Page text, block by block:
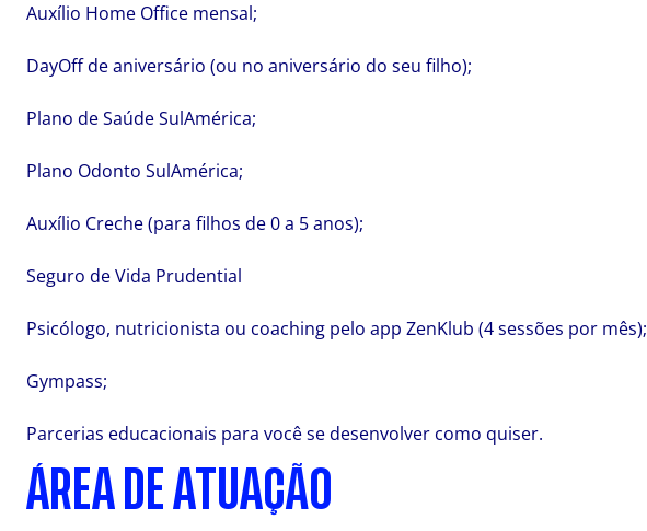
Auxílio Home Office mensal;
DayOff de aniversário (ou no aniversário do seu filho);
Plano de Saúde SulAmérica;
Plano Odonto SulAmérica;
Auxílio Creche (para filhos de 0 a 5 anos);
Seguro de Vida Prudential
Psicólogo, nutricionista ou coaching pelo app ZenKlub (4 sessões por mês);
Gympass;
Parcerias educacionais para você se desenvolver como quiser.
ÁREA DE ATUAÇÃO